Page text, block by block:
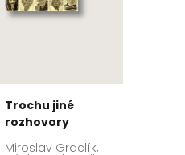
Trochu jiné
rozhovory
Miroslav Graclík,